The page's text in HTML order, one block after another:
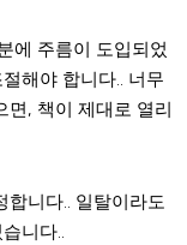
에 주름이 도입되었
해야 합니다.. 너무
면, 책이 제대로 열리
합니다.. 일탈이라도
니다..